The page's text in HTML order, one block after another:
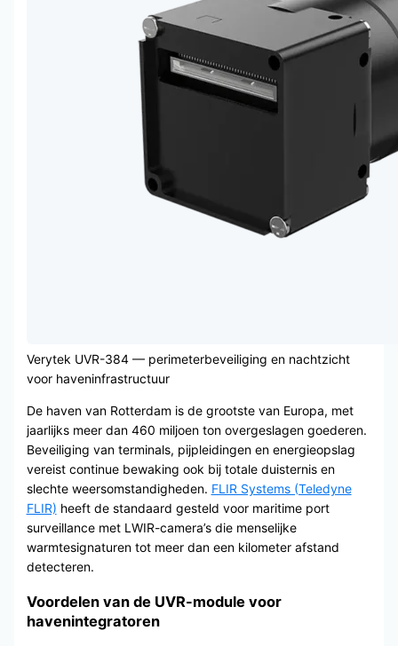
Verytek UVR-384 — perimeterbeveiliging en nachtzicht
voor haveninfrastructuur
De haven van Rotterdam is de grootste van Europa, met
jaarlijks meer dan 460 miljoen ton overgeslagen goederen.
Beveiliging van terminals, pijpleidingen en energieopslag
vereist continue bewaking ook bij totale duisternis en
slechte weersomstandigheden. FLIR Systems (Teledyne
FLIR) heeft de standaard gesteld voor maritime port
surveillance met LWIR-camera’s die menselijke
warmtesignaturen tot meer dan een kilometer afstand
detecteren.
Voordelen van de UVR-module voor
havenintegratoren